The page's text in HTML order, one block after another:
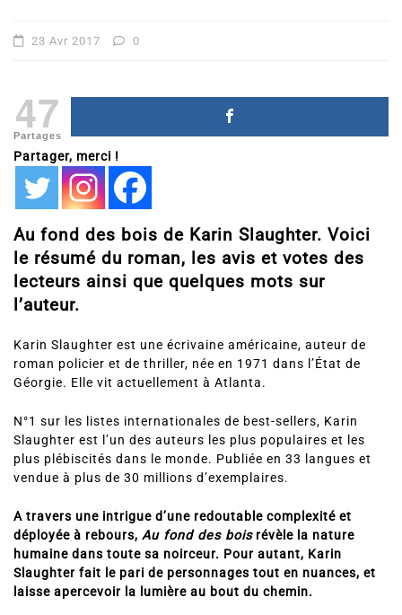
23 Avr 2017 0
47
Partages
Partager, merci !
Au fond des bois de Karin Slaughter. Voici
le résumé du roman, les avis et votes des
lecteurs ainsi que quelques mots sur
l’auteur.
Karin Slaughter est une écrivaine américaine, auteur de
roman policier et de thriller, née en 1971 dans l’État de
Géorgie. Elle vit actuellement à Atlanta.
N°1 sur les listes internationales de best-sellers, Karin
Slaughter est l’un des auteurs les plus populaires et les
plus plébiscités dans le monde. Publiée en 33 langues et
vendue à plus de 30 millions d’exemplaires.
A travers une intrigue d’une redoutable complexité et
déployée à rebours, Au fond des boisrévèle la nature
humaine dans toute sa noirceur. Pour autant, Karin
Slaughter fait le pari de personnages tout en nuances, et
laisse apercevoir la lumière au bout du chemin.